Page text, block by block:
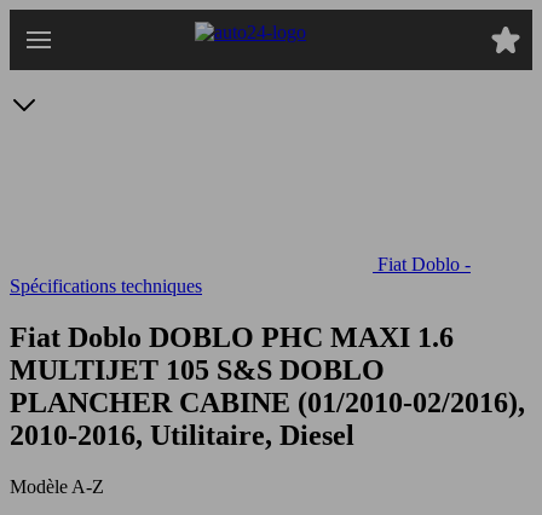
au
Fiat Doblo -
Spécifications techniques
Fiat Doblo DOBLO PHC MAXI 1.6
MULTIJET 105 S&S DOBLO
PLANCHER CABINE (01/2010-02/2016),
2010-2016, Utilitaire, Diesel
Modèle A-Z